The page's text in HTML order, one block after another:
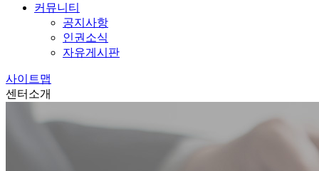
커뮤니티
공지사항
인권소식
자유게시판
사이트맵
센터소개